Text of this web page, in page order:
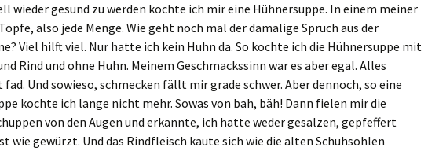
wieder gesund zu werden kochte ich mir eine Hühnersuppe. In einem meiner
also jede Menge. Wie geht noch mal der damalige Spruch aus der
Viel hilft viel. Nur hatte ich kein Huhn da. So kochte ich die Hühnersuppe mit
Rind und ohne Huhn. Meinem Geschmackssinn war es aber egal. Alles
fad. Und sowieso, schmecken fällt mir grade schwer. Aber dennoch, so eine
kochte ich lange nicht mehr. Sowas von bah, bäh! Dann fielen mir die
von den Augen und erkannte, ich hatte weder gesalzen, gepfeffert
wie gewürzt. Und das Rindfleisch kaute sich wie die alten Schuhsohlen